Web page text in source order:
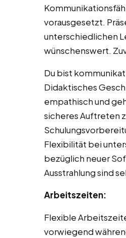
vorausgesetzt.
unterschiedlichen
wünschenswert.
Du bist
Didaktisches
empathisch und
sicheres Auftreten
Flexibilität bei
bezüglich neuer
Ausstrahlung sind
Arbeitszeiten:
Flexible
vorwiegend